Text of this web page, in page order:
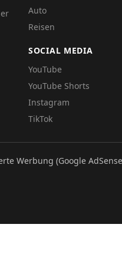
Auto
Reisen
SOCIAL MEDIA
YouTube
YouTube Shorts
Instagram
TikTok
Werbung (Google